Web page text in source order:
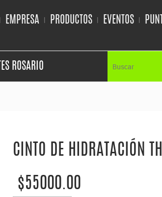
EMPRESA PRODUCTOS EVENTOS
ROSARIO
CINTO DE HIDRATACIÓN
$55000.00